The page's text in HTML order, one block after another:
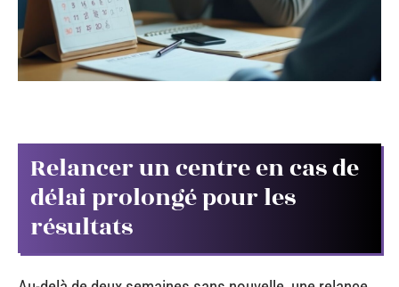
Relancer un centre en cas de
délai prolongé pour les
résultats